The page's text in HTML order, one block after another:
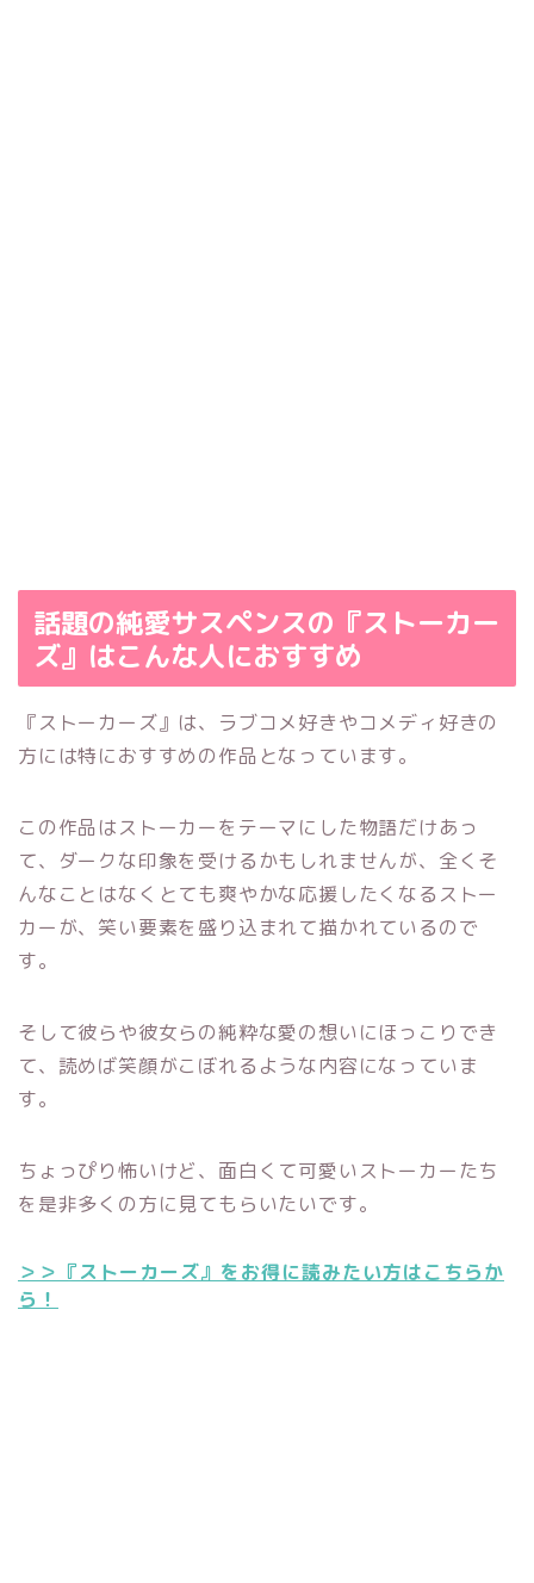
話題の純愛サスペンスの『ストーカー
ズ』はこんな人におすすめ
『ストーカーズ』は、ラブコメ好きやコメディ好きの
方には特におすすめの作品となっています。
この作品はストーカーをテーマにした物語だけあっ
て、ダークな印象を受けるかもしれませんが、全くそ
んなことはなくとても爽やかな応援したくなるストー
カーが、笑い要素を盛り込まれて描かれているので
す。
そして彼らや彼女らの純粋な愛の想いにほっこりでき
て、読めば笑顔がこぼれるような内容になっていま
す。
ちょっぴり怖いけど、面白くて可愛いストーカーたち
を是非多くの方に見てもらいたいです。
＞＞『ストーカーズ』をお得に読みたい方はこちらか
ら！